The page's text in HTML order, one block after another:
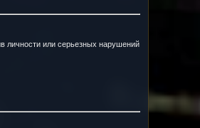
личности или серьезных нарушений